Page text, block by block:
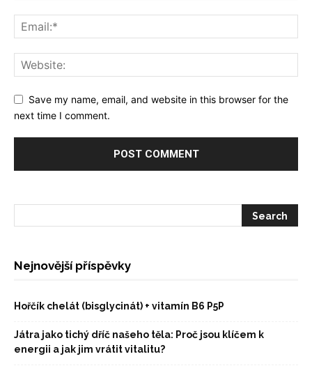
Save my name, email, and website in this browser for the
next time I comment.
Nejnovější příspěvky
Hořčík chelát (bisglycinát) + vitamín B6 P5P
Játra jako tichý dříč našeho těla: Proč jsou klíčem k
energii a jak jim vrátit vitalitu?